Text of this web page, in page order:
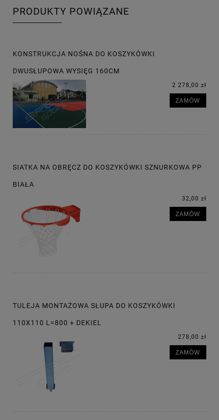
PRODUKTY POWIĄZANE
KONSTRUKCJA NOŚNA DO KOSZYKÓWKI
DWUSŁUPOWA WYSIĘG 160CM
2 278,00 zł
ZAMÓW
SIATKA NA OBRĘCZ DO KOSZYKÓWKI SZNURKOWA PP
BIAŁA
32,00 zł
ZAMÓW
TULEJA MONTAŻOWA SŁUPA DO KOSZYKÓWKI
110X110 L=800 + DEKIEL
278,00 zł
ZAMÓW